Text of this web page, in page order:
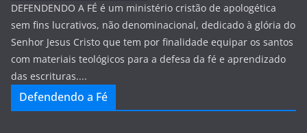
DEFENDENDO A FÉ é um ministério cristão de apologética
sem fins lucrativos, não denominacional, dedicado à glória do
Senhor Jesus Cristo que tem por finalidade equipar os santos
com materiais teológicos para a defesa da fé e aprendizado
das escrituras....
Defendendo a Fé